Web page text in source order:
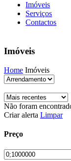
Imóveis
Serviços
Contactos
Imóveis
Home Imóveis
Não foram
Criar alerta Limpar
Preço